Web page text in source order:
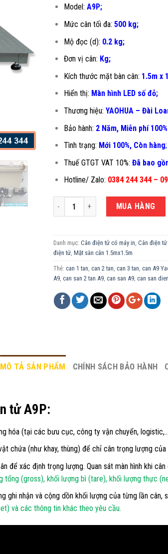
Model: A9P;
Mức cân tối đa: 500 kg;
Mộ đọc (d): 0.2 kg;
Đơn vị cân: Kg;
Kích thước mặt bàn cân: 1.5m x
Hiển thị: Màn hình LED số đỏ;
Thương hiệu: YAOHUA – Đài
Bảo hành: 2 Năm, Miễn phí
Tình trạng: Mới 100%, Còn hàng;
Thuế GTGT VAT 10%: Đã bao
Hotline/ Zalo: 0384 244 344 –
CÂN IN PHIẾU 500KG A9P-1.5X1.5M số
MUA HÀNG
Danh mục: Cân điện tử có máy in, Cân điện
điện tử, Mặt sàn cân 1.5mx1.5m
Thẻ: can 1 tan, can 2 tan, can 3 tan, can A9
A9, can san 2 tan A9, can san A9, can san
MÔ TẢ SẢN PHẨM CHÍNH SÁCH BẢO HÀNH
tử A9P:
hóa (tại các bưu cục, công ty vận chuyển,
chứa (như khay, thùng) để chỉ cân trọng lượng của
để xác định trọng lượng. Quan sát màn hình khi
tổng (gross), khối lượng bì (tare), khối lượng thực
ghi nhận và cộng dồn khối lượng của từng lần
và các thông tin khác theo yêu cầu.